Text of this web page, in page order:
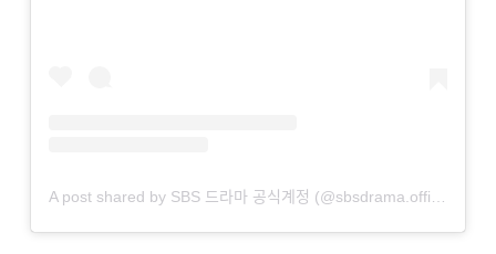
A post shared by SBS 드라마 공식계정 (@sbsdrama.official)